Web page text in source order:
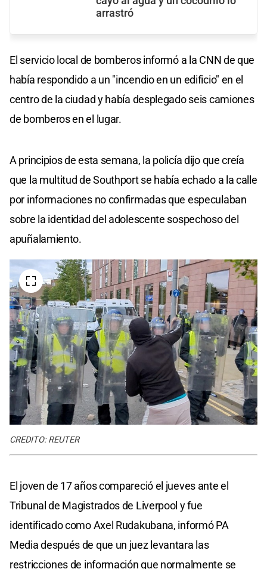
arrastró
El servicio local de bomberos informó a la CNN de que
había respondido a un "incendio en un edificio" en el
centro de la ciudad y había desplegado seis camiones
de bomberos en el lugar.
A principios de esta semana, la policía dijo que creía
que la multitud de Southport se había echado a la calle
por informaciones no confirmadas que especulaban
sobre la identidad del adolescente sospechoso del
apuñalamiento.
CREDITO: REUTER
El joven de 17 años compareció el jueves ante el
Tribunal de Magistrados de Liverpool y fue
identificado como Axel Rudakubana, informó PA
Media después de que un juez levantara las
restricciones de información que normalmente se